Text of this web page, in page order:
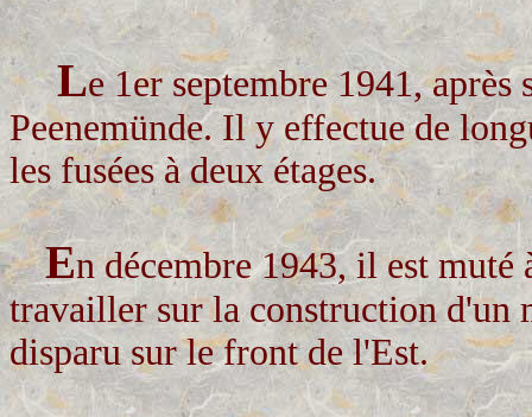
Le 1er septembre 1941,
Peenemünde. Il y effectue de
les fusées à deux étages.
En décembre 1943, il est
travailler sur la construction d'un
disparu sur le front de l'Est.